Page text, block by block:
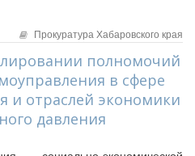
Прокуратура Хабаровского края
полномочий
в сфере
и отраслей экономики
давления